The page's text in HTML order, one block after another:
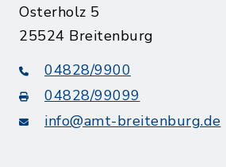
Osterholz 5
25524 Breitenburg
04828/9900
04828/99099
info@amt-breitenburg.de